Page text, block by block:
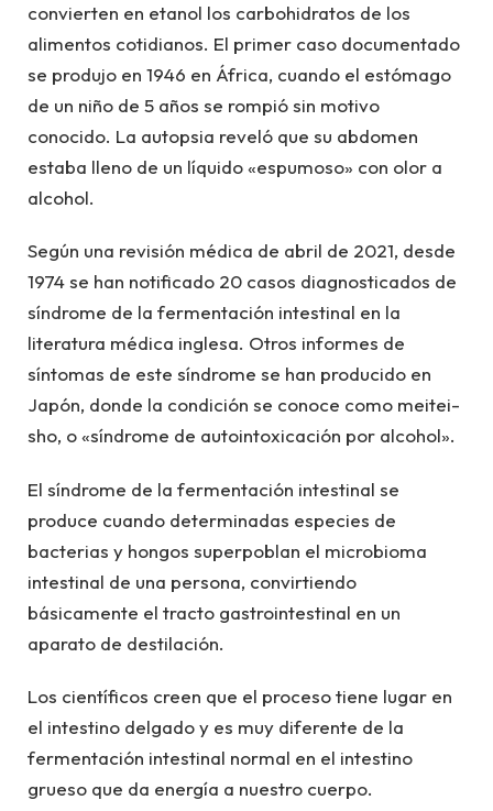
convierten en etanol los carbohidratos de los
alimentos cotidianos. El primer caso documentado
se produjo en 1946 en África, cuando el estómago
de un niño de 5 años se rompió sin motivo
conocido. La autopsia reveló que su abdomen
estaba lleno de un líquido «espumoso» con olor a
alcohol.
Según una revisión médica de abril de 2021, desde
1974 se han notificado 20 casos diagnosticados de
síndrome de la fermentación intestinal en la
literatura médica inglesa. Otros informes de
síntomas de este síndrome se han producido en
Japón, donde la condición se conoce como meitei-
sho, o «síndrome de autointoxicación por alcohol».
El síndrome de la fermentación intestinal se
produce cuando determinadas especies de
bacterias y hongos superpoblan el microbioma
intestinal de una persona, convirtiendo
básicamente el tracto gastrointestinal en un
aparato de destilación.
Los científicos creen que el proceso tiene lugar en
el intestino delgado y es muy diferente de la
fermentación intestinal normal en el intestino
grueso que da energía a nuestro cuerpo.